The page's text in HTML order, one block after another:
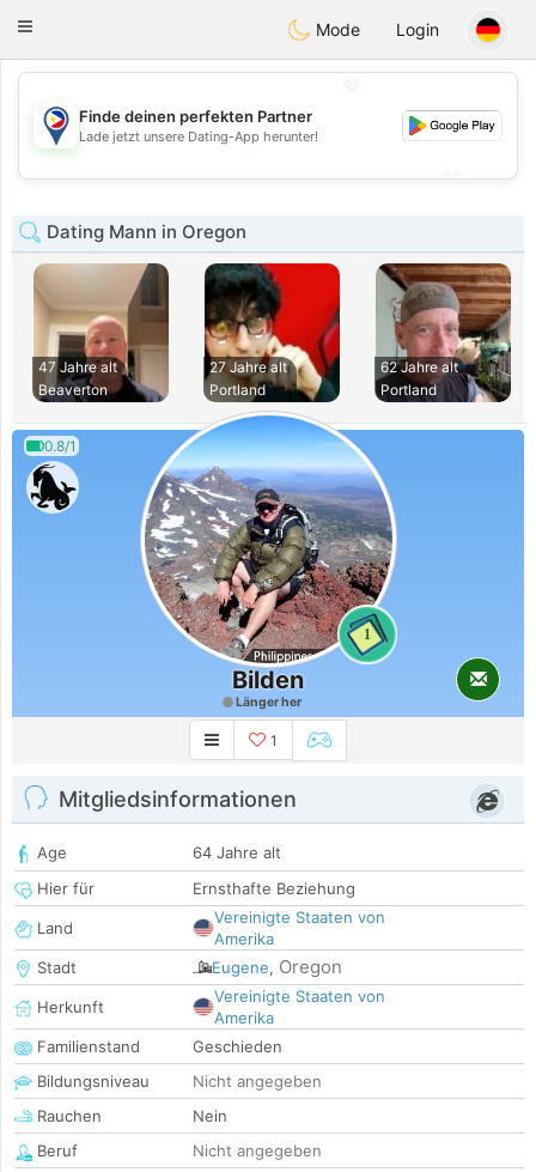
Philippines Chat
Toggle
Mode Login
💖
💕
Finde deinen perfekten Partner
Lade jetzt unsere Dating-App herunter!
Dating Mann in Oregon
47 Jahre alt
Beaverton
27 Jahre alt
Portland
62 Jahre alt
Portland
0.8/1
1
Bilden
Länger her
1
Mitgliedsinformationen
Age
64 Jahre alt
Hier für
Ernsthafte Beziehung
Land
Vereinigte Staaten von
Amerika
Stadt
Eugene, Oregon
Herkunft
Vereinigte Staaten von
Amerika
Familienstand
Geschieden
Bildungsniveau
Nicht angegeben
Rauchen
Nein
Beruf
Nicht angegeben